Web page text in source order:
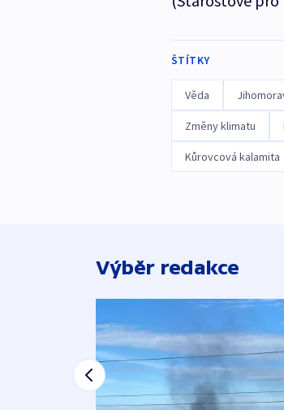
ŠTÍTKY
Věda
Změny klimatu
Kůrovcová kalamita
Výběr redakce